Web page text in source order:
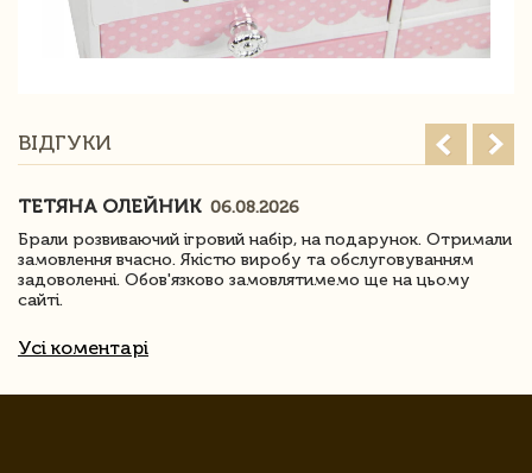
ВІДГУКИ
ТЕТЯНА ОЛЕЙНИК 06.08.2026
Брали розвиваючий ігровий набір, на подарунок. Отримали
замовлення вчасно. Якістю виробу та обслуговуванням
задоволенні. Обов'язково замовлятимемо ще на цьому
сайті.
Усі коментарі